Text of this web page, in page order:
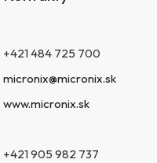
+421 484 725 700
micronix@micronix.sk
www.micronix.sk
+421 905 982 737